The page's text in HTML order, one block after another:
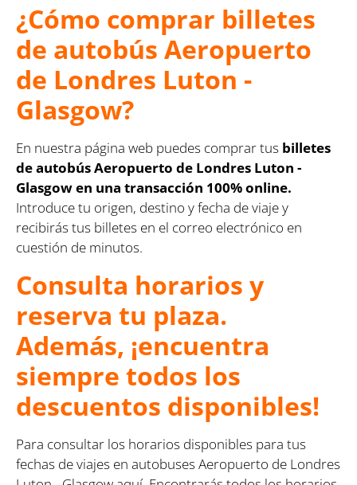
¿Cómo comprar billetes
de autobús Aeropuerto
de Londres Luton -
Glasgow?
En nuestra página web puedes comprar tus billetes
de autobús Aeropuerto de Londres Luton -
Glasgow en una transacción 100% online.
Introduce tu origen, destino y fecha de viaje y
recibirás tus billetes en el correo electrónico en
cuestión de minutos.
Consulta horarios y
reserva tu plaza.
Además, ¡encuentra
siempre todos los
descuentos disponibles!
Para consultar los horarios disponibles para tus
fechas de viajes en autobuses Aeropuerto de Londres